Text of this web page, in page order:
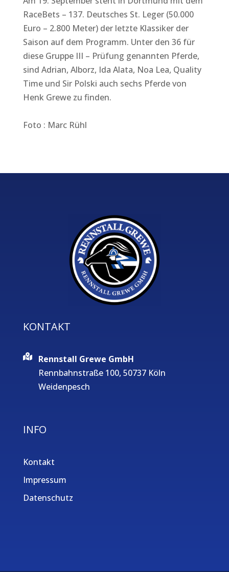
RaceBets – 137. Deutsches St. Leger (50.000
Euro – 2.800 Meter) der letzte Klassiker der
Saison auf dem Programm. Unter den 36 für
diese Gruppe III – Prüfung genannten Pferde,
sind Adrian, Alborz, Ida Alata, Noa Lea, Quality
Time und Sir Polski auch sechs Pferde von
Henk Grewe zu finden.
Foto : Marc Rühl
KONTAKT
Rennstall Grewe GmbH
Rennbahnstraße 100, 50737 Köln
Weidenpesch
INFO
Kontakt
Impressum
Datenschutz